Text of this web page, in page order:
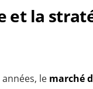
et la
le marché